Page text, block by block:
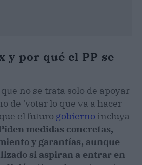
y por qué el PP se
no se trata solo de apoyar
de 'votar lo que va a hacer
el futuro gobierno incluya
medidas concretas,
y garantías, aunque
si aspiran a entrar en